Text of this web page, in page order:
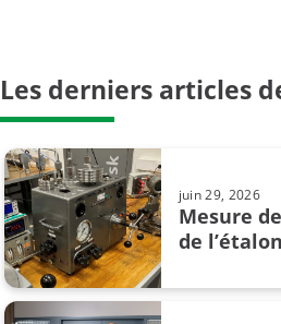
août 09, 2024
Le phénomène
oct. 09, 2024
Comment
vous acheter un
Les derniers articles
juin 29, 2026
Mesure
de